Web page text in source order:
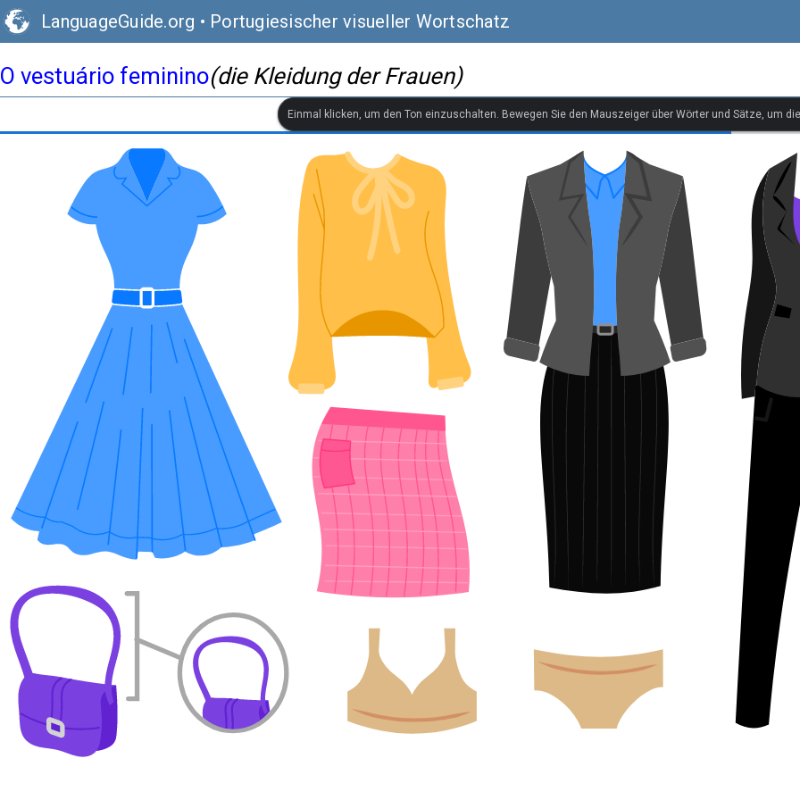
LanguageGuide.org • Portugiesischer visueller Wortschatz
O vestuário feminino(die Kleidung der Frauen)
Einmal klicken, um den Ton einzuschalten. Bewegen Sie den Mauszeiger über Wörter und Sätze, um